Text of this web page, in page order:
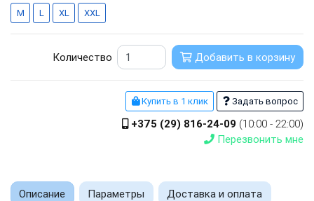
M L XL XXL
Количество Добавить в корзину
Купить в 1 клик Задать вопрос
+375 (29) 816-24-09 (10:00 - 22:00)
Перезвонить мне
Описание Параметры Доставка и оплата